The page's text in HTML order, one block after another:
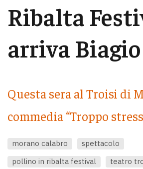
Ribalta
arriva
Questa sera al Troisi di
commedia “Troppo
morano calabro
spettacolo
pollino in ribalta festival
teatro